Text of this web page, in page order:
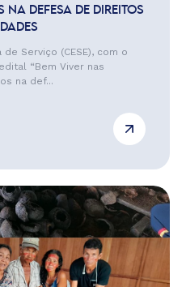
DEFESA DE DIREITOS
Serviço (CESE), com o
“Bem Viver nas
na def...